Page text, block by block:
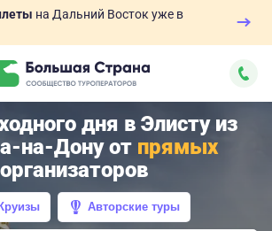
на Дальний Восток уже в
дня в Элисту из
на-Дону от прямых
организаторов
Круизы Авторские туры